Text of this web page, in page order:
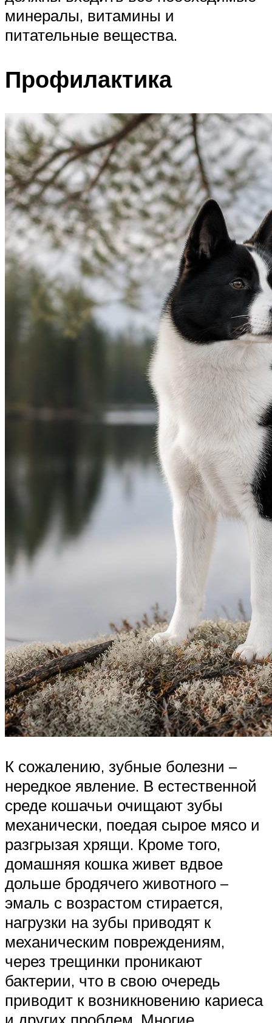
минералы, витамины и
питательные вещества.
Профилактика
К сожалению, зубные болезни –
нередкое явление. В естественной
среде кошачьи очищают зубы
механически, поедая сырое мясо и
разгрызая хрящи. Кроме того,
домашняя кошка живет вдвое
дольше бродячего животного –
эмаль с возрастом стирается,
нагрузки на зубы приводят к
механическим повреждениям,
через трещинки проникают
бактерии, что в свою очередь
приводит к возникновению кариеса